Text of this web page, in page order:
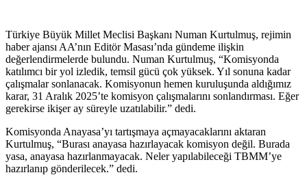
Türkiye Büyük Millet Meclisi Başkanı Numan Kurtulmuş, rejimin
haber ajansı AA’nın Editör Masası’nda gündeme ilişkin
değerlendirmelerde bulundu. Numan Kurtulmuş, “Komisyonda
katılımcı bir yol izledik, temsil gücü çok yüksek. Yıl sonuna kadar
çalışmalar sonlanacak. Komisyonun hemen kuruluşunda aldığımız
karar, 31 Aralık 2025’te komisyon çalışmalarını sonlandırması. Eğer
gerekirse ikişer ay süreyle uzatılabilir.” dedi.
Komisyonda Anayasa’yı tartışmaya açmayacaklarını aktaran
Kurtulmuş, “Burası anayasa hazırlayacak komisyon değil. Burada
yasa, anayasa hazırlanmayacak. Neler yapılabileceği TBMM’ye
hazırlanıp gönderilecek.” dedi.